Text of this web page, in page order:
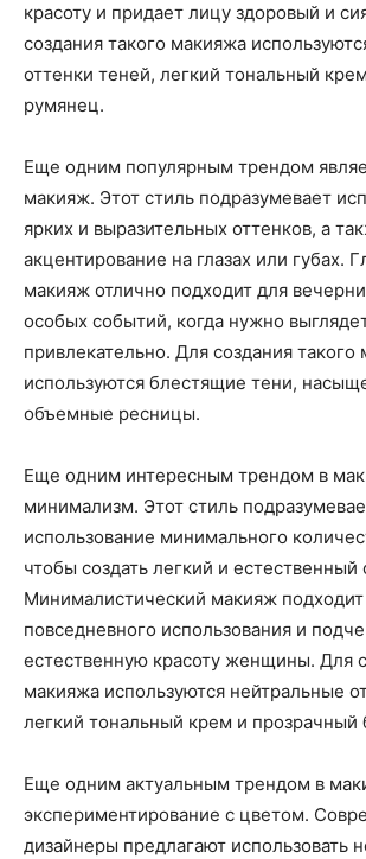
красоту и придает лицу здоровый и
создания такого макияжа
оттенки теней, легкий тональный
румянец.
Еще одним популярным трендом
макияж. Этот стиль подразумевает
ярких и выразительных оттенков, а
акцентирование на глазах или губах.
макияж отлично подходит для
особых событий, когда нужно
привлекательно. Для создания такого
используются блестящие тени,
объемные ресницы.
Еще одним интересным трендом в
минимализм. Этот стиль
использование минимального
чтобы создать легкий и естественный
Минималистический макияж
повседневного использования и
естественную красоту женщины. Для
макияжа используются нейтральные
легкий тональный крем и прозрачный
Еще одним актуальным трендом в
экспериментирование с цветом.
дизайнеры предлагают использовать